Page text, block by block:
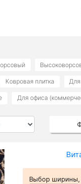
Ковровая плитка
Для офиса
Выбор